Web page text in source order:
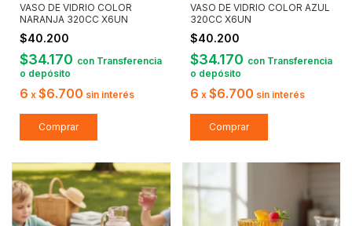
VASO DE VIDRIO COLOR
NARANJA 320CC X6UN
$40.200
$34.170 con Transferencia
o depósito
6 x $6.700 sin interés
VASO DE VIDRIO COLOR AZUL
320CC X6UN
$40.200
$34.170 con Transferencia
o depósito
6 x $6.700 sin interés